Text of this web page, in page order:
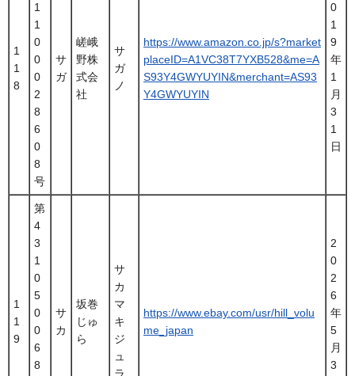
1
1
8
1
1
0
0
0
2
8
6
0
8
号
サ
ガ
嵯峨
野株
式会
社
サ
ガ
ノ
https://www.amazon.co.jp/s?market
placeID=A1VC38T7YXB528&me=A
S93Y4GWYUYIN&merchant=AS93
Y4GWYUYIN
0
1
9
年
1
月
3
1
日
1
1
9
第
4
3
1
0
5
0
0
6
8
サ
カ
坂巻
じゅ
ら
サ
カ
マ
キ
ジ
ュ
ラ
https://www.ebay.com/usr/hill_volu
me_japan
2
0
2
6
年
5
月
3